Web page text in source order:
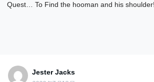
Quest… To Find the hooman and his
Jester Jacks